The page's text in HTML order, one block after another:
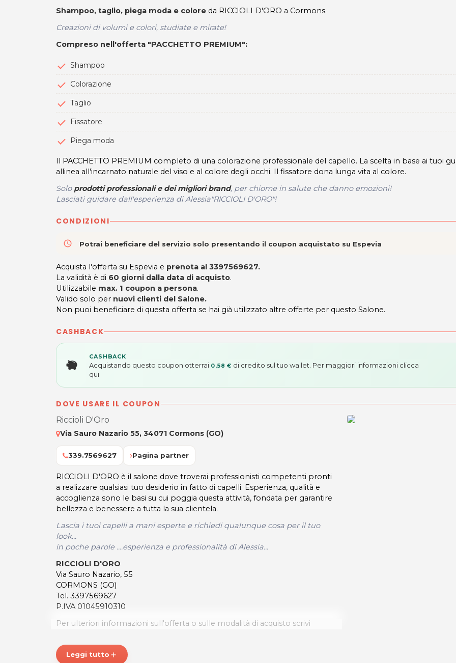
Shampoo, taglio, piega moda e colore da RICCIOLI D'ORO a Cormons.
Creazioni di volumi e colori, studiate e mirate!
Compreso nell'offerta "PACCHETTO PREMIUM":
Shampoo
Colorazione
Taglio
Fissatore
Piega moda
Il PACCHETTO PREMIUM completo di una colorazione professionale del capello. La scelta in base ai tuoi
allinea all'incarnato naturale del viso e al colore degli occhi. Il fissatore dona lunga vita al colore.
Solo prodotti professionali e dei migliori brand, per chiome in salute che danno emozioni!
Lasciati guidare dall'esperienza di Alessia"RICCIOLI D'ORO"!
CONDIZIONI
access_time Potrai beneficiare del servizio solo presentando il coupon acquistato su Espevia
Acquista l'offerta su Espevia e prenota al 3397569627.
La validità è di 60 giorni dalla data di acquisto.
Utilizzabile max. 1 coupon a persona.
Valido solo per nuovi clienti del Salone.
Non puoi beneficiare di questa offerta se hai già utilizzato altre offerte per questo Salone.
CASHBACK
CASHBACK
Acquistando questo coupon otterrai 0,58 € di credito sul tuo wallet. Per maggiori informazioni clicca
qui
DOVE USARE IL COUPON
Riccioli D'Oro
Via Sauro Nazario 55, 34071 Cormons (GO)
339.7569627 Pagina partner
RICCIOLI D'ORO è il salone dove troverai professionisti competenti pronti
a realizzare qualsiasi tuo desiderio in fatto di capelli. Esperienza, qualità e
accoglienza sono le basi su cui poggia questa attività, fondata per garantire
bellezza e benessere a tutta la sua clientela.
Lascia i tuoi capelli a mani esperte e richiedi qualunque cosa per il tuo
look...
in poche parole ....esperienza e professionalità di Alessia...
RICCIOLI D'ORO
Via Sauro Nazario, 55
CORMONS (GO)
Tel. 3397569627
P.IVA 01045910310
Per ulteriori informazioni sull'offerta o sulle modalità di acquisto scrivi
Leggi tutto add